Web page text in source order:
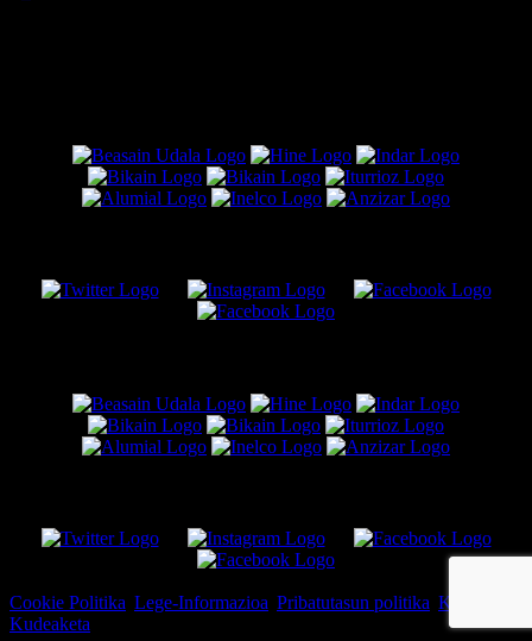
Cookie Politika Lege-Informazioa Pribatutasun politika Kartelera
Kudeaketa